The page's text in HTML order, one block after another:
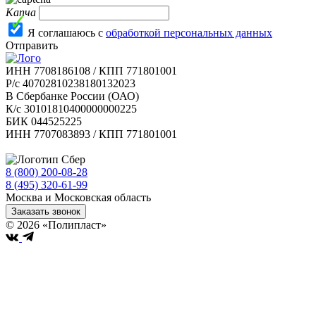
Капча
Я соглашаюсь с обработкой персональных данных
Отправить
ИНН 7708186108 / КПП 771801001
Р/с 40702810238180132023
В Сбербанке России (ОАО)
К/с 30101810400000000225
БИК 044525225
ИНН 7707083893 / КПП 771801001
8 (800) 200-08-28
8 (495) 320-61-99
Москва и Московская область
Заказать звонок
© 2026 «Полипласт»